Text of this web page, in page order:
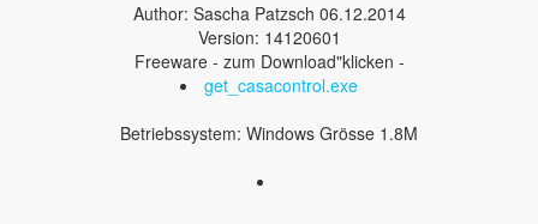
Author: Sascha Patzsch 06.12.2014
Version: 14120601
Freeware - zum Download"klicken -
get_casacontrol.exe
Betriebssystem: Windows Grösse 1.8M